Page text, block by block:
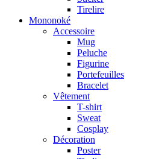
Tirelire
Mononoké
Accessoire
Mug
Peluche
Figurine
Portefeuilles
Bracelet
Vêtement
T-shirt
Sweat
Cosplay
Décoration
Poster